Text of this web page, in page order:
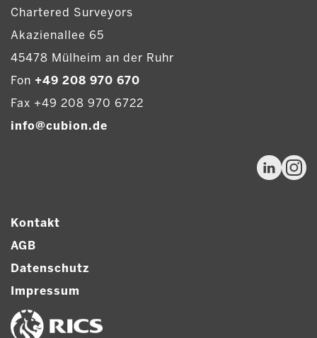
Chartered Surveyors
Akazienallee 65
45478 Mülheim an der Ruhr
Fon +49 208 970 670
Fax +49 208 970 6722
info@cubion.de
Kontakt
AGB
Datenschutz
Impressum